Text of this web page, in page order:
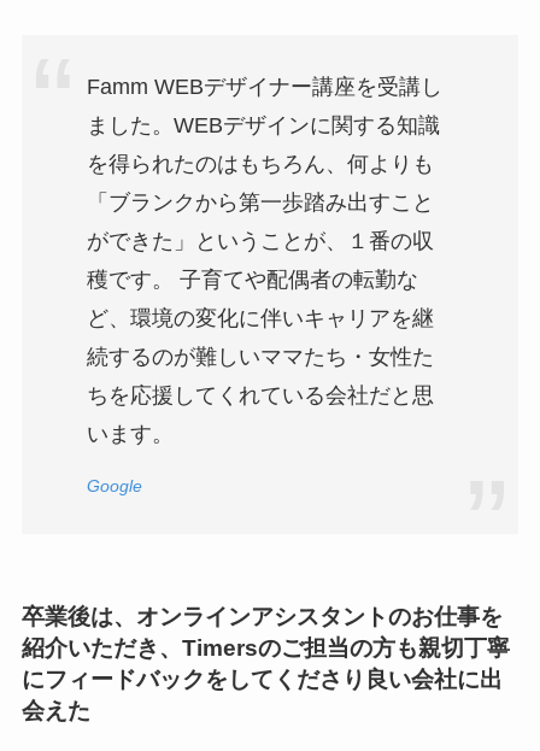
Famm WEBデザイナー講座を受講し
ました。WEBデザインに関する知識
を得られたのはもちろん、何よりも
「ブランクから第一歩踏み出すこと
ができた」ということが、１番の収
穫です。 子育てや配偶者の転勤な
ど、環境の変化に伴いキャリアを継
続するのが難しいママたち・女性た
ちを応援してくれている会社だと思
います。
Google
卒業後は、オンラインアシスタントのお仕事を
紹介いただき、Timersのご担当の方も親切丁寧
にフィードバックをしてくださり良い会社に出
会えた